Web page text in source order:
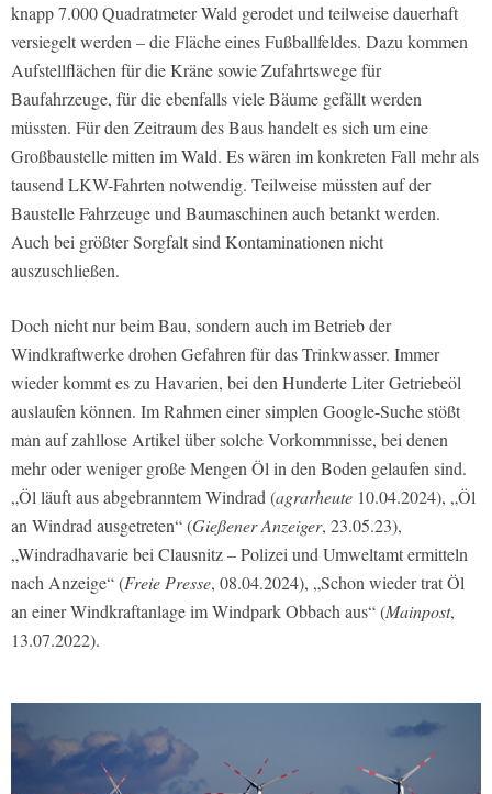
knapp 7.000 Quadratmeter Wald gerodet und teilweise dauerhaft
versiegelt werden – die Fläche eines Fußballfeldes. Dazu kommen
Aufstellflächen für die Kräne sowie Zufahrtswege für
Baufahrzeuge, für die ebenfalls viele Bäume gefällt werden
müssten. Für den Zeitraum des Baus handelt es sich um eine
Großbaustelle mitten im Wald. Es wären im konkreten Fall mehr als
tausend LKW-Fahrten notwendig. Teilweise müssten auf der
Baustelle Fahrzeuge und Baumaschinen auch betankt werden.
Auch bei größter Sorgfalt sind Kontaminationen nicht
auszuschließen.
Doch nicht nur beim Bau, sondern auch im Betrieb der
Windkraftwerke drohen Gefahren für das Trinkwasser. Immer
wieder kommt es zu Havarien, bei den Hunderte Liter Getriebeöl
auslaufen können. Im Rahmen einer simplen Google-Suche stößt
man auf zahllose Artikel über solche Vorkommnisse, bei denen
mehr oder weniger große Mengen Öl in den Boden gelaufen sind.
„Öl läuft aus abgebranntem Windrad (agrarheute 10.04.2024), „Öl
an Windrad ausgetreten“ (Gießener Anzeiger, 23.05.23),
„Windradhavarie bei Clausnitz – Polizei und Umweltamt ermitteln
nach Anzeige“ (Freie Presse, 08.04.2024), „Schon wieder trat Öl
an einer Windkraftanlage im Windpark Obbach aus“ (Mainpost,
13.07.2022).